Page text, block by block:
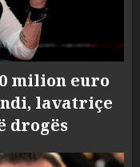
milion euro
lavatriçe
drogës